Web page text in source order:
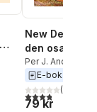
antal röster:
New Delhi -
den
berättelsen
som cyklade
Sverige för
skull
Per J. Andersson
E-bok
3,8utav 5(
79 kr